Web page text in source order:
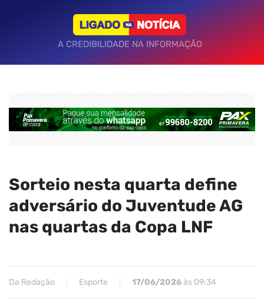
A CREDIBILIDADE NA INFORMAÇÃO
Sorteio nesta quarta define
adversário do Juventude AG
nas quartas da Copa LNF
Da Redação Esporte 17/06/2026às 09:34